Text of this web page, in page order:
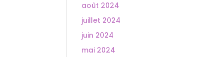
août 2024
juillet 2024
juin 2024
mai 2024